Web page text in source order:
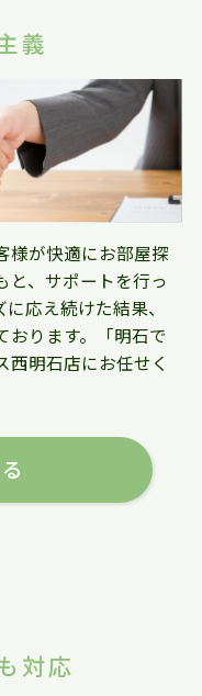
義
様が快適にお部屋探
と、サポートを行っ
応え続けた結果、
おります。「明石で
西明石店にお任せく
対応